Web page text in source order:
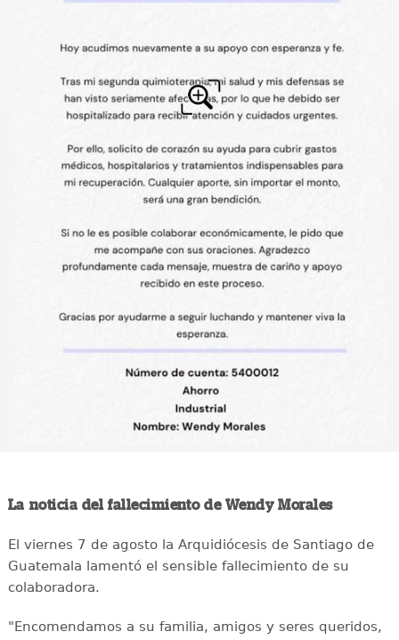
La noticia del fallecimiento de Wendy Morales
El viernes 7 de agosto la Arquidiócesis de Santiago de
Guatemala lamentó el sensible fallecimiento de su
colaboradora.
"Encomendamos a su familia, amigos y seres queridos,